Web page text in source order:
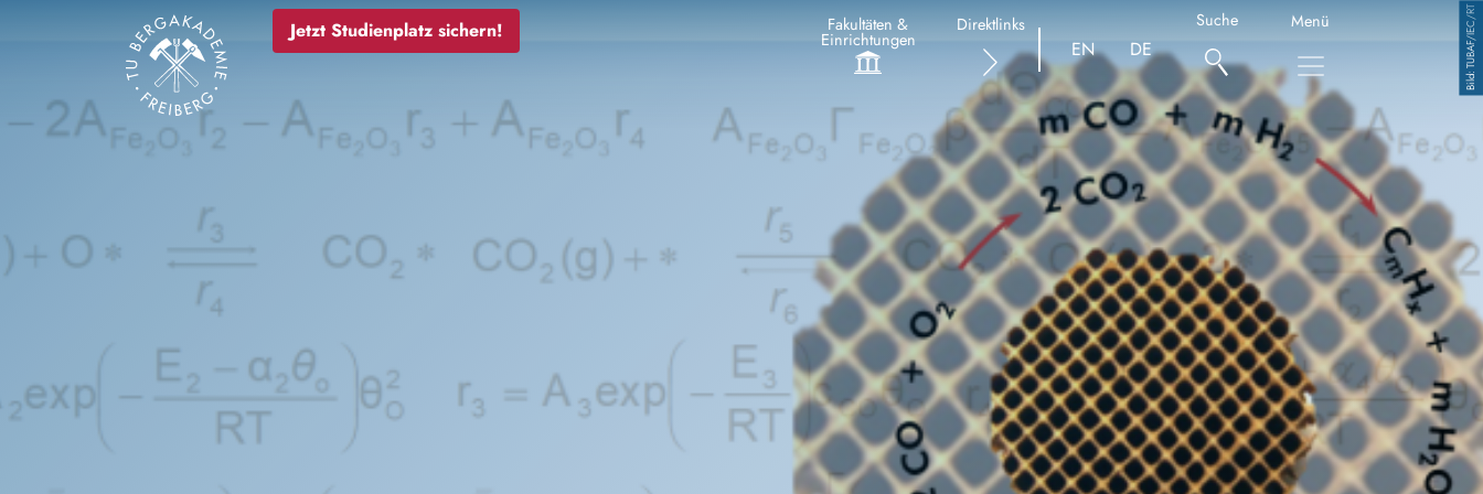
Jetzt Studienplatz sichern! Fakultäten &
Einrichtungen
Direktlinks
EN DE
Suche Menü
Copyright
TUBAF/IEC/RT